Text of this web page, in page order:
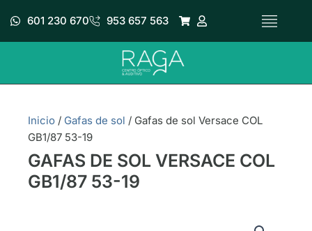
contenido
601 230 670 953 657 563
Inicio / Gafas de sol / Gafas de sol Versace COL
GB1/87 53-19
GAFAS DE SOL VERSACE COL
GB1/87 53-19